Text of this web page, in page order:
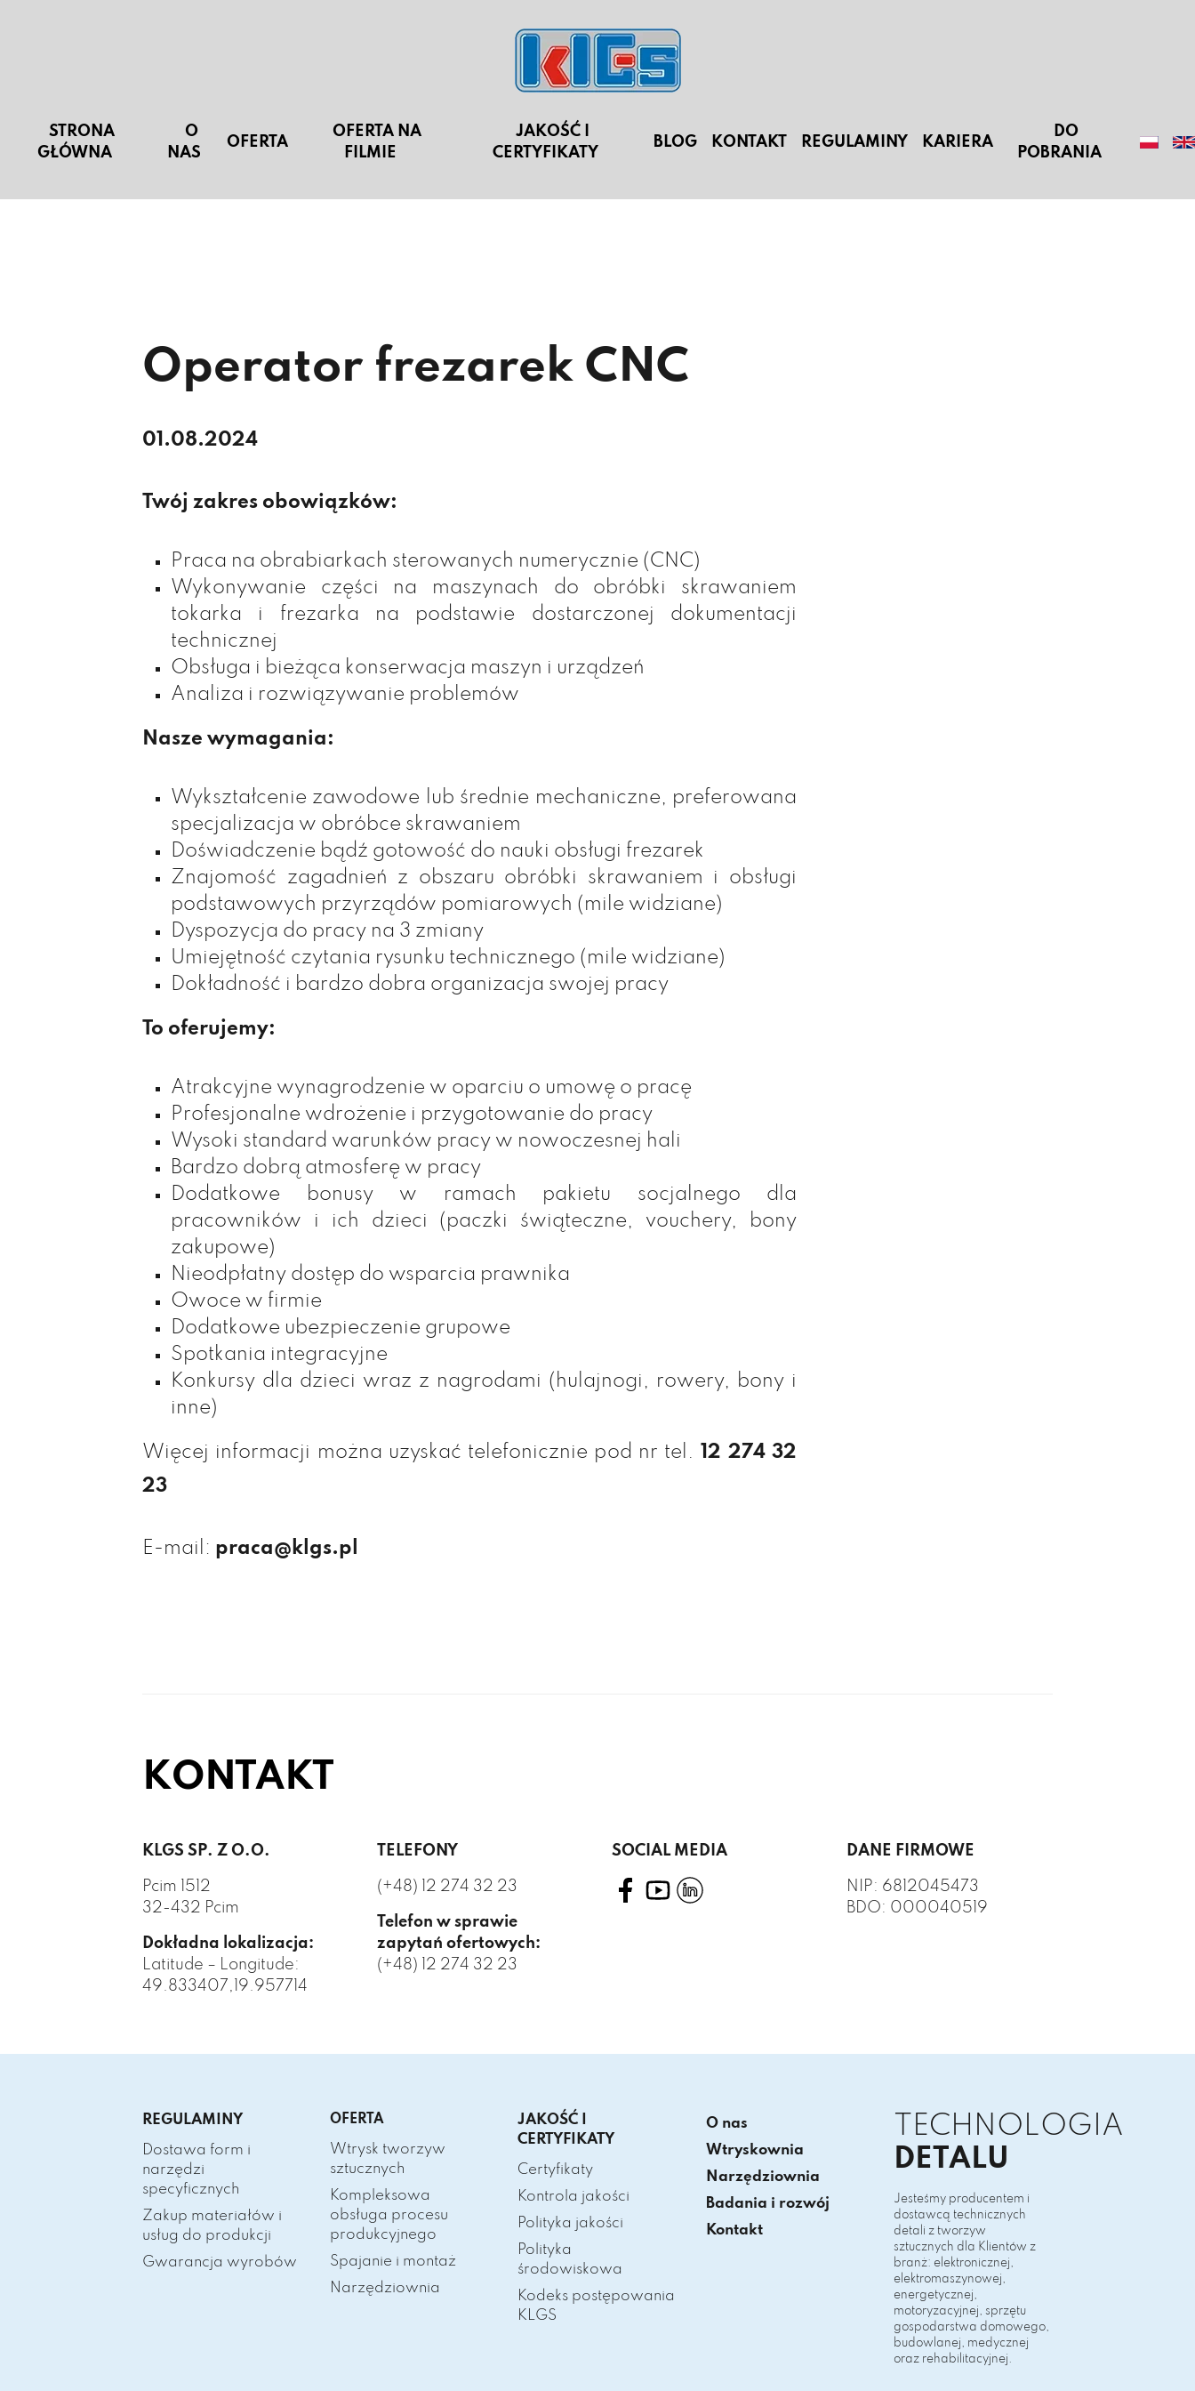
STRONA
GŁÓWNA
O
NAS
OFERTA
OFERTA NA
FILMIE
JAKOŚĆ I
CERTYFIKATY
BLOG KONTAKT REGULAMINY KARIERA
DO
POBRANIA
Operator frezarek CNC
01.08.2024
Twój zakres obowiązków:
Praca na obrabiarkach sterowanych numerycznie (CNC)
Wykonywanie części na maszynach do obróbki skrawaniem
tokarka i frezarka na podstawie dostarczonej dokumentacji
technicznej
Obsługa i bieżąca konserwacja maszyn i urządzeń
Analiza i rozwiązywanie problemów
Nasze wymagania:
Wykształcenie zawodowe lub średnie mechaniczne, preferowana
specjalizacja w obróbce skrawaniem
Doświadczenie bądź gotowość do nauki obsługi frezarek
Znajomość zagadnień z obszaru obróbki skrawaniem i obsługi
podstawowych przyrządów pomiarowych (mile widziane)
Dyspozycja do pracy na 3 zmiany
Umiejętność czytania rysunku technicznego (mile widziane)
Dokładność i bardzo dobra organizacja swojej pracy
To oferujemy:
Atrakcyjne wynagrodzenie w oparciu o umowę o pracę
Profesjonalne wdrożenie i przygotowanie do pracy
Wysoki standard warunków pracy w nowoczesnej hali
Bardzo dobrą atmosferę w pracy
Dodatkowe bonusy w ramach pakietu socjalnego dla
pracowników i ich dzieci (paczki świąteczne, vouchery, bony
zakupowe)
Nieodpłatny dostęp do wsparcia prawnika
Owoce w firmie
Dodatkowe ubezpieczenie grupowe
Spotkania integracyjne
Konkursy dla dzieci wraz z nagrodami (hulajnogi, rowery, bony i
inne)
Więcej informacji można uzyskać telefonicznie pod nr tel.
12 274 32
23
E-mail: praca@klgs.pl
KONTAKT
KLGS SP. Z O.O.
Pcim 1512
32-432 Pcim
Dokładna lokalizacja:
Latitude – Longitude:
49.833407,19.957714
TELEFONY
(+48) 12 274 32 23
Telefon w sprawie
zapytań ofertowych:
(+48) 12 274 32 23
SOCIAL MEDIA DANE FIRMOWE
NIP: 6812045473
BDO: 000040519
REGULAMINY
Dostawa form i
narzędzi
specyficznych
Zakup materiałów i
usług do produkcji
Gwarancja wyrobów
OFERTA
Wtrysk tworzyw
sztucznych
Kompleksowa
obsługa procesu
produkcyjnego
Spajanie i montaż
Narzędziownia
JAKOŚĆ I
CERTYFIKATY
Certyfikaty
Kontrola jakości
Polityka jakości
Polityka
środowiskowa
Kodeks postępowania
KLGS
O nas
Wtryskownia
Narzędziownia
Badania i rozwój
Kontakt
TECHNOLOGIA
DETALU
Jesteśmy producentem i
dostawcą technicznych
detali z tworzyw
sztucznych dla Klientów z
branż: elektronicznej,
elektromaszynowej,
energetycznej,
motoryzacyjnej, sprzętu
gospodarstwa domowego,
budowlanej, medycznej
oraz rehabilitacyjnej.